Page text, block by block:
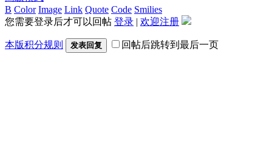
B Color Image Link Quote Code Smilies
您需要登录后才可以回帖 登录 | 欢迎注册
本版积分规则 发表回复 回帖后跳转到最后一页